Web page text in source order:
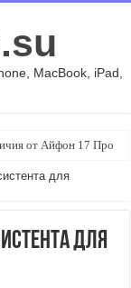
MacBook, iPad,
от Айфон 17 Про
для
для